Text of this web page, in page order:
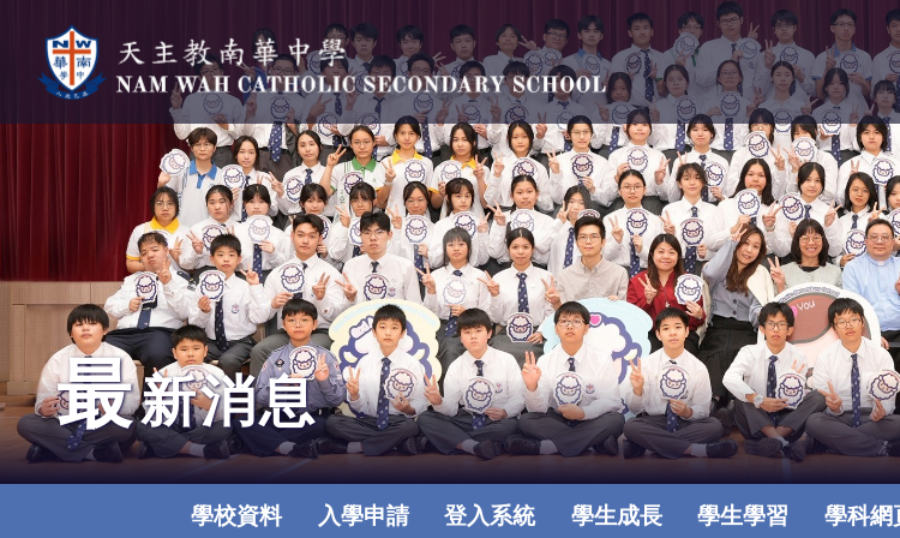
最新消息
學校資料 入學申請 登入系統 學生成長 學生學習 學科網